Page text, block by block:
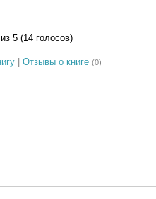
5 (14 голосов)
| Отзывы о книге (0)